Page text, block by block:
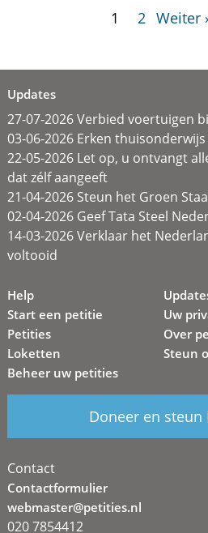
1 2 Weiter ›
Updates
27-07-2026 Verbied voertuigen
03-06-2026 Erken
22-05-2026 Let op, u ontvangt
dat zélf aangeeft
21-04-2026 Steun het Groen
02-04-2026 Geef Tata Steel
14-03-2026 Verklaar het
voltooid
Help
Start een petitie
Petities
Loketten
Beheer uw petities
Uw
Over
Steun
Doneer en steun
Contact
Contactformulier
webmaster@petities.nl
020 7854412